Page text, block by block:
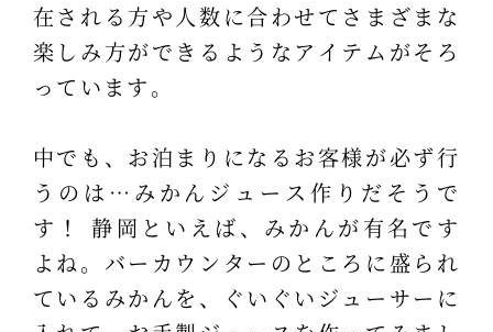
在される方や人数に合わせてさまざまな
楽しみ方ができるようなアイテムがそろ
っています。
中でも、お泊まりになるお客様が必ず行
うのは…みかんジュース作りだそうで
す！ 静岡といえば、みかんが有名です
よね。バーカウンターのところに盛られ
ているみかんを、ぐいぐいジューサーに